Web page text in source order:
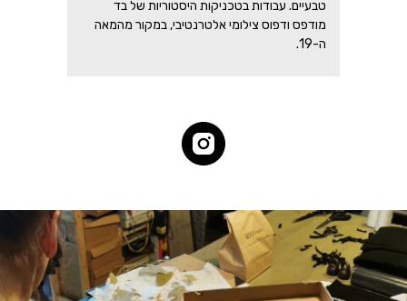
טבעיים. עבודות בטכניקות היסטוריות של בד
מודפס ודפוס צילומי אלטרנטיבי, במקור מהמאה
ה-19.